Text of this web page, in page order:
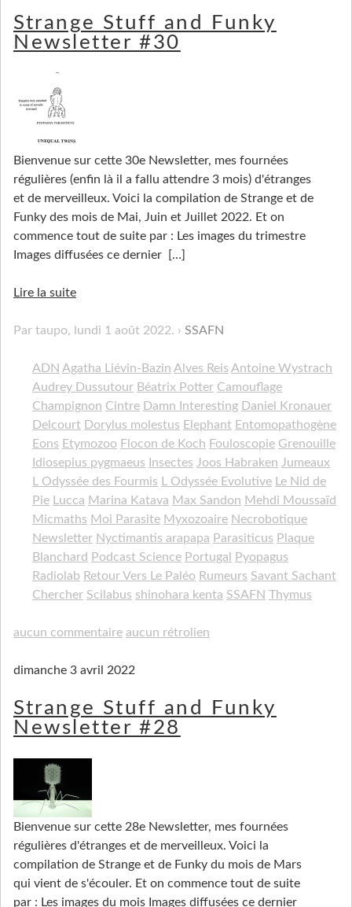
Strange Stuff and Funky
Newsletter #30
Bienvenue sur cette 30e Newsletter, mes fournées
régulières (enfin là il a fallu attendre 3 mois) d'étranges
et de merveilleux. Voici la compilation de Strange et de
Funky des mois de Mai, Juin et Juillet 2022. Et on
commence tout de suite par : Les images du trimestre
Images diffusées ce dernier
[…]
Lire la suite
Par taupo, lundi 1 août 2022. SSAFN
ADN Agatha Liévin-Bazin Alves Reis Antoine Wystrach
Audrey Dussutour Béatrix Potter Camouflage
Champignon Cintre Damn Interesting Daniel Kronauer
Delcourt Dorylus molestus Elephant Entomopathogène
Eons Etymozoo Flocon de Koch Fouloscopie Grenouille
Idiosepius pygmaeus
Insectes Joos Habraken Jumeaux
L Odyssée des Fourmis
L Odyssée Evolutive
Le Nid de
Pie
Lucca Marina Katava Max Sandon Mehdi Moussaïd
Micmaths Moi Parasite Myxozoaire Necrobotique
Newsletter Nyctimantis arapapa Parasiticus Plaque
Blanchard
Podcast Science Portugal
Pyopagus
Radiolab Retour Vers Le Paléo Rumeurs Savant Sachant
Chercher Scilabus shinohara kenta SSAFN Thymus
aucun commentaire aucun rétrolien
dimanche 3 avril 2022
Strange Stuff and Funky
Newsletter #28
Bienvenue sur cette 28e Newsletter, mes fournées
régulières d'étranges et de merveilleux. Voici la
compilation de Strange et de Funky du mois de Mars
qui vient de s'écouler. Et on commence tout de suite
par : Les images du mois Images diffusées ce dernier